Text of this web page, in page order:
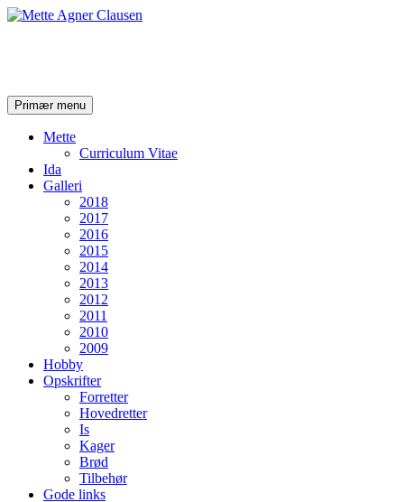
SøgPrimær menu Hop
til
Mette
Curriculum Vitae
Ida
Galleri
2018
2017
2016
2015
2014
2013
2012
2011
2010
2009
Hobby
Opskrifter
Forretter
Hovedretter
Is
Kager
Brød
Tilbehør
Gode links